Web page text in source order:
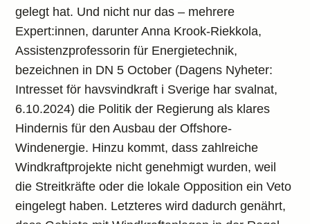
gelegt hat. Und nicht nur das – mehrere
Expert:innen, darunter Anna Krook-Riekkola,
Assistenzprofessorin für Energietechnik,
bezeichnen in DN 5 October (Dagens Nyheter:
Intresset för havsvindkraft i Sverige har svalnat,
6.10.2024) die Politik der Regierung als klares
Hindernis für den Ausbau der Offshore-
Windenergie. Hinzu kommt, dass zahlreiche
Windkraftprojekte nicht genehmigt wurden, weil
die Streitkräfte oder die lokale Opposition ein Veto
eingelegt haben. Letzteres wird dadurch genährt,